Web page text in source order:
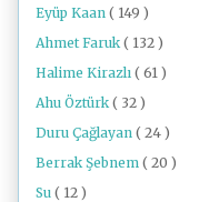
Eyüp Kaan ( 149 )
Ahmet Faruk ( 132 )
Halime Kirazlı ( 61 )
Ahu Öztürk ( 32 )
Duru Çağlayan ( 24 )
Berrak Şebnem ( 20 )
Su ( 12 )